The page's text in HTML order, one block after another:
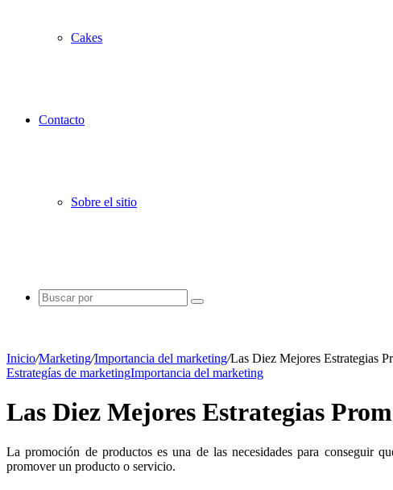
Cakes
Contacto
Sobre el sitio
Buscar
Inicio/Marketing/Importancia del marketing/Las Diez Mejores Estrategias
Estrategías de marketingImportancia del marketing
Las Diez Mejores Estrategias
La promoción de productos es una de las necesidades para conseguir
promover un producto o servicio.